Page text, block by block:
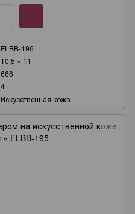
FLBB-196
10,5 × 11
666
4
Искусственная кожа